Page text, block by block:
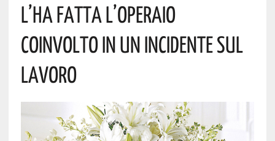
L’ha Fatta L’operaio
Coinvolto In Un Incidente Sul
Lavoro